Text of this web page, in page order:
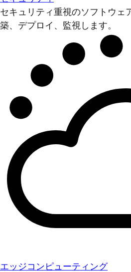
セキュリティ重視のソフトウェ
築、デプロイ、監視します。
エッジコンピューティング